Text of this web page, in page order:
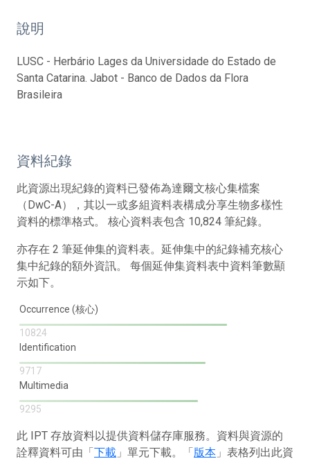
說明
LUSC - Herbário Lages da Universidade do Estado de
Santa Catarina. Jabot - Banco de Dados da Flora
Brasileira
資料紀錄
此資源出現紀錄的資料已發佈為達爾文核心集檔案
（DwC-A），其以一或多組資料表構成分享生物多樣性
資料的標準格式。 核心資料表包含 10,824 筆紀錄。
亦存在 2 筆延伸集的資料表。延伸集中的紀錄補充核心
集中紀錄的額外資訊。 每個延伸集資料表中資料筆數顯
示如下。
Occurrence (核心)
10824
Identification
9717
Multimedia
9295
此 IPT 存放資料以提供資料儲存庫服務。資料與資源的
詮釋資料可由「下載 」單元下載。「版本 」表格列出此資